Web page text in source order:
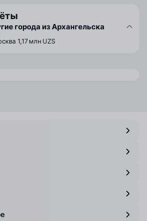
города из Архангельска
1,17 млн UZS